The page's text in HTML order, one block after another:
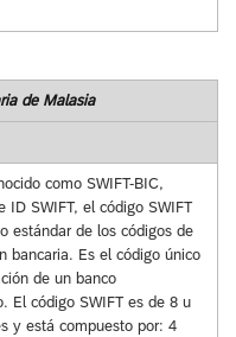
de Malasia
como SWIFT-BIC,
ID SWIFT, el código SWIFT
estándar de los códigos de
bancaria. Es el código único
de un banco
El código SWIFT es de 8 u
y está compuesto por: 4